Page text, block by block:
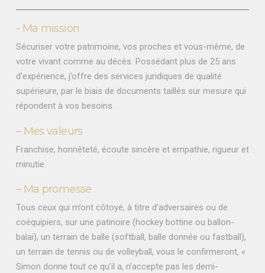
- Ma mission
Sécuriser votre patrimoine, vos proches et vous-même, de
votre vivant comme au décès. Possédant plus de 25 ans
d’expérience, j’offre des services juridiques de qualité
supérieure, par le biais de documents taillés sur mesure qui
répondent à vos besoins.
– Mes valeurs
Franchise, honnêteté, écoute sincère et empathie, rigueur et
minutie.
– Ma promesse
Tous ceux qui m’ont côtoyé, à titre d’adversaires ou de
coéquipiers, sur une patinoire (hockey bottine ou ballon-
balai), un terrain de balle (softball, balle donnée ou fastball),
un terrain de tennis ou de volleyball, vous le confirmeront, «
Simon donne tout ce qu’il a, n’accepte pas les demi-